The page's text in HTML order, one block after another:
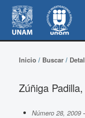
Inicio/ Buscar/
Zúñiga
Número 28, 2009-